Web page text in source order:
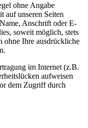
ohne Angabe
auf unseren Seiten
Anschrift oder E-
soweit möglich, stets
ohne Ihre ausdrückliche
im Internet (z.B.
aufweisen
dem Zugriff durch